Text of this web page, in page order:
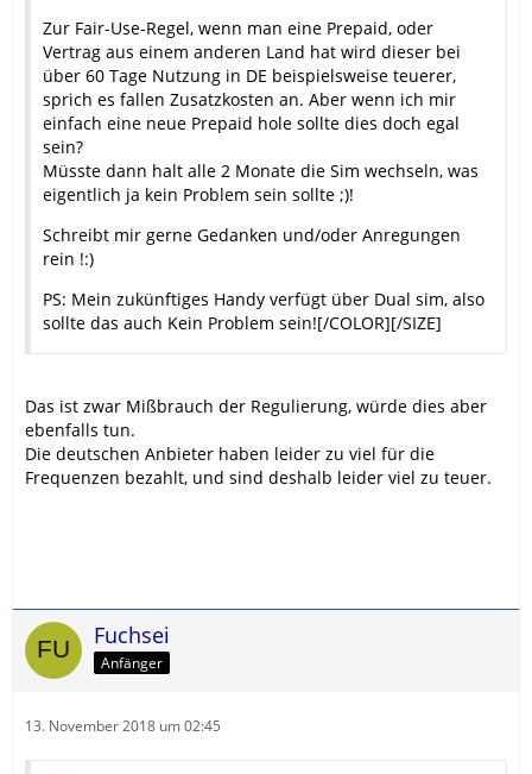
Zur Fair-Use-Regel, wenn man eine Prepaid, oder
Vertrag aus einem anderen Land hat wird dieser bei
über 60 Tage Nutzung in DE beispielsweise teuerer,
sprich es fallen Zusatzkosten an. Aber wenn ich mir
einfach eine neue Prepaid hole sollte dies doch egal
sein?
Müsste dann halt alle 2 Monate die Sim wechseln, was
eigentlich ja kein Problem sein sollte ;)!
Schreibt mir gerne Gedanken und/oder Anregungen
rein !:)
PS: Mein zukünftiges Handy verfügt über Dual sim, also
sollte das auch Kein Problem sein![/COLOR][/SIZE]
Das ist zwar Mißbrauch der Regulierung, würde dies aber
ebenfalls tun.
Die deutschen Anbieter haben leider zu viel für die
Frequenzen bezahlt, und sind deshalb leider viel zu teuer.
Fuchsei
Anfänger
13. November 2018 um 02:45